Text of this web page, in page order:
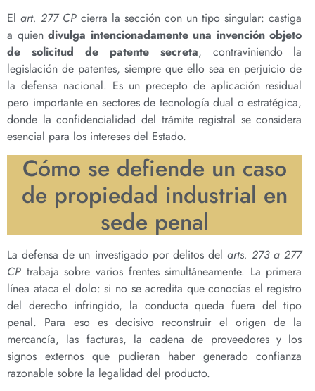
Elart. 277 CP cierra la sección con un tipo singular: castiga
a quiendivulga intencionadamente una invención objeto
de solicitud de patente secreta, contraviniendo la
legislación de patentes, siempre que ello sea en perjuicio de
la defensa nacional. Es un precepto de aplicación residual
pero importante en sectores de tecnología dual o estratégica,
donde la confidencialidad del trámite registral se considera
esencial para los intereses del Estado.
Cómo se defiende un caso
de propiedad industrial en
sede penal
La defensa de un investigado por delitos delarts. 273 a 277
CP trabaja sobre varios frentes simultáneamente. La primera
línea ataca el dolo: si no se acredita que conocías el registro
del derecho infringido, la conducta queda fuera del tipo
penal. Para eso es decisivo reconstruir el origen de la
mercancía, las facturas, la cadena de proveedores y los
signos externos que pudieran haber generado confianza
razonable sobre la legalidad del producto.